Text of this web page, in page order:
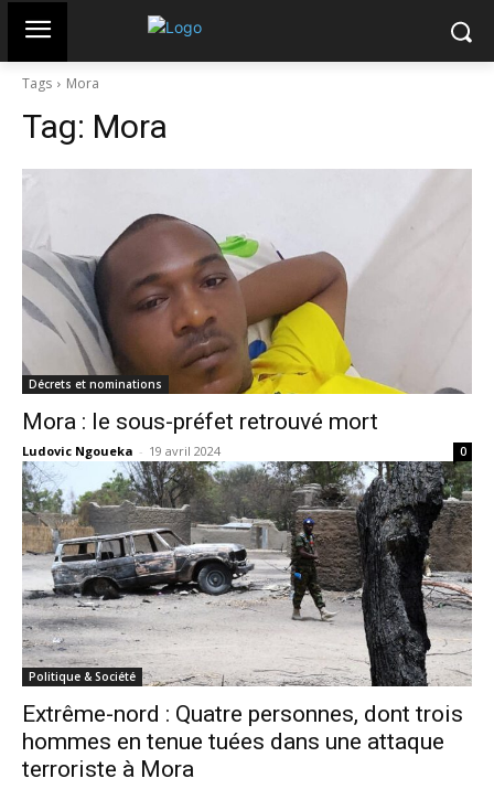
Tags Mora
Tag: Mora
Décrets et nominations
Mora : le sous-préfet retrouvé mort
Ludovic Ngoueka - 19 avril 2024 0
Politique & Société
Extrême-nord : Quatre personnes, dont trois
hommes en tenue tuées dans une attaque
terroriste à Mora